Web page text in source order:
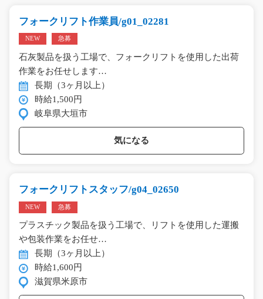
フォークリフト作業員/g01_02281
NEW 急募
石灰製品を扱う工場で、フォークリフトを使用した出荷
作業をお任せします…
長期（3ヶ月以上）
時給1,500円
岐阜県大垣市
気になる
フォークリフトスタッフ/g04_02650
NEW 急募
プラスチック製品を扱う工場で、リフトを使用した運搬
や包装作業をお任せ…
長期（3ヶ月以上）
時給1,600円
滋賀県米原市